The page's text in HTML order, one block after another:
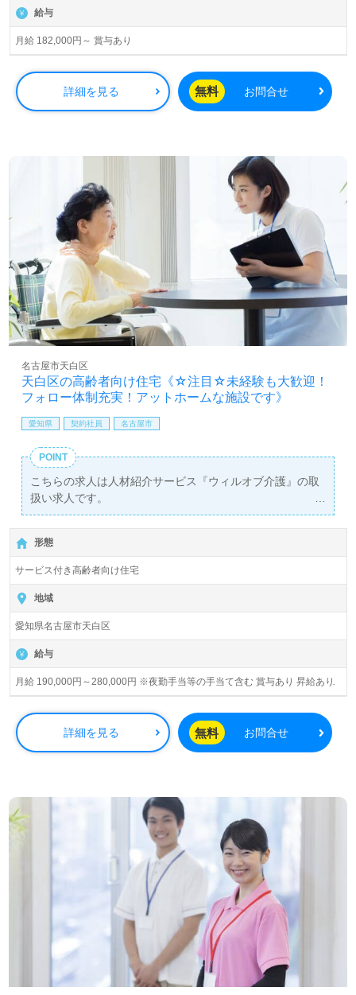
給与
月給 182,000円～ 賞与あり
詳細を見る 無料 お問合せ
天白区の高齢者向け住宅《☆注目☆未経験も大歓迎！
フォロー体制充実！アットホームな施設です》
名古屋市天白区
愛知県 契約社員 名古屋市
POINT
こちらの求人は人材紹介サービス『ウィルオブ介護』の取
扱い求人です。
詳細に関してお気軽にご相談ください♪
【無料】で皆さんの転職活動をサポートいたします。
形態
サービス付き高齢者向け住宅
地域
愛知県名古屋市天白区
給与
月給 190,000円～280,000円 ※夜勤手当等の手当て含む 賞与あり 昇給あり
詳細を見る 無料 お問合せ